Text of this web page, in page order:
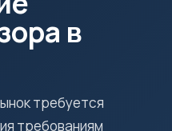
в
требуется
требованиям